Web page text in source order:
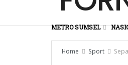
METRO SUMSEL
Home Sport